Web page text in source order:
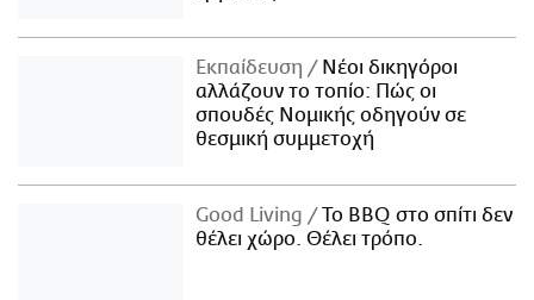
Εκπαίδευση
Νέοι δικηγόροι
αλλάζουν το τοπίο: Πώς οι
σπουδές Νομικής οδηγούν σε
θεσμική συμμετοχή
Good Living
Το BBQ στο σπίτι δεν
θέλει χώρο. Θέλει τρόπο.